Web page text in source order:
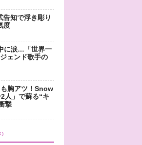
告知で浮き彫り
度
に涙…「世界一
ェンド歌手の
胸アツ！Snow
人」で蘇る“キ
撃
)